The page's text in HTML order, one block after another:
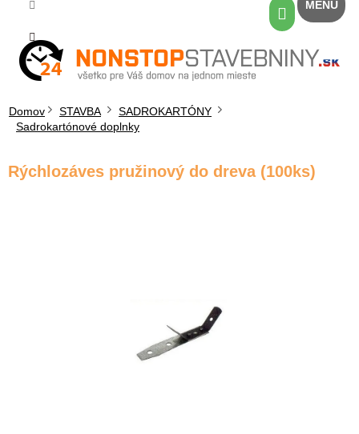
obsah
Nákupný
košík
Domov STAVBA
SADROKARTÓNY
Sadrokartónové doplnky
Rýchlozáves pružinový do dreva (100ks)